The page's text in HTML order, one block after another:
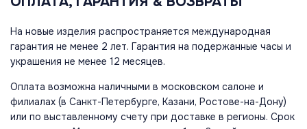
На новые изделия распространяется международная
гарантия не менее 2 лет. Гарантия на подержанные часы и
украшения не менее 12 месяцев.
Оплата возможна наличными в московском салоне и
филиалах (в Санкт-Петербурге, Казани, Ростове-на-Дону)
или по выставленному счету при доставке в регионы. Срок